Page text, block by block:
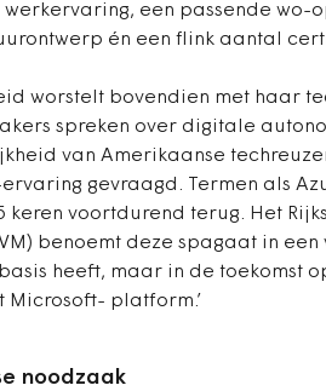
werkervaring, een passende wo-
én een flink aantal
worstelt bovendien met haar
spreken over digitale
van Amerikaanse
gevraagd. Termen als
keren voortdurend terug. Het
benoemt deze spagaat in
heeft, maar in de toekomst
Microsoft- platform.’
noodzaak